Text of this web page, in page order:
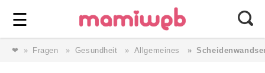
☰ ⎯ Wir lieben Familie ⎯
❤ Fragen Gesundheit Allgemeines